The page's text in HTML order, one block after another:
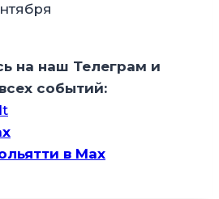
на наш Телеграм и
событий:
в Max